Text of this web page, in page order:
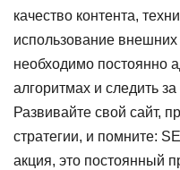
качество контента,
использование
необходимо постоянно
алгоритмах и следить
Развивайте свой сайт,
стратегии, и помните:
акция, это постоянный